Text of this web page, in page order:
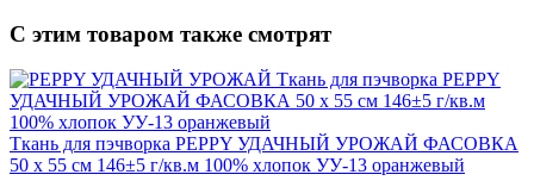
С этим товаром также смотрят
Ткань для пэчворка PEPPY УДАЧНЫЙ УРОЖАЙ ФАСОВКА
50 x 55 см 146±5 г/кв.м 100% хлопок УУ-13 оранжевый